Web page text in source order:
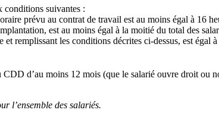
suivantes :
prévu au contrat de travail est au moins égal à 16
est au moins égal à la moitié du total des
remplissant les conditions décrites ci-dessus, est égal
d’au moins 12 mois (que le salarié ouvre droit ou
l’ensemble des salariés.